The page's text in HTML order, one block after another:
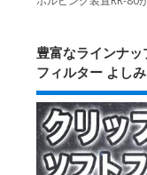
豊富なラインナ
フィルター よし